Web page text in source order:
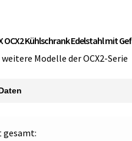
OCX2 Kühlschrank Edelstahl mit
Modelle der OCX2-Serie